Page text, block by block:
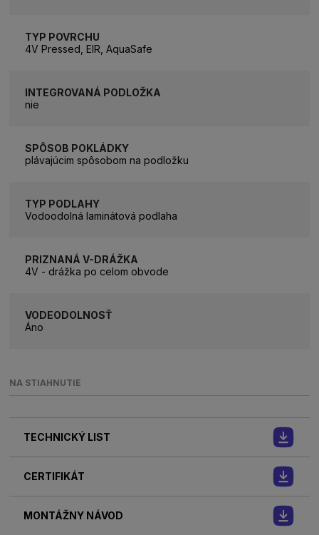
TYP POVRCHU
4V Pressed, EIR, AquaSafe
INTEGROVANÁ PODLOŽKA
nie
SPÔSOB POKLÁDKY
plávajúcim spôsobom na podložku
TYP PODLAHY
Vodoodolná laminátová podlaha
PRIZNANÁ V-DRÁŽKA
4V - drážka po celom obvode
VODEODOLNOSŤ
Áno
NA STIAHNUTIE
TECHNICKÝ LIST
CERTIFIKÁT
MONTÁŽNY NÁVOD